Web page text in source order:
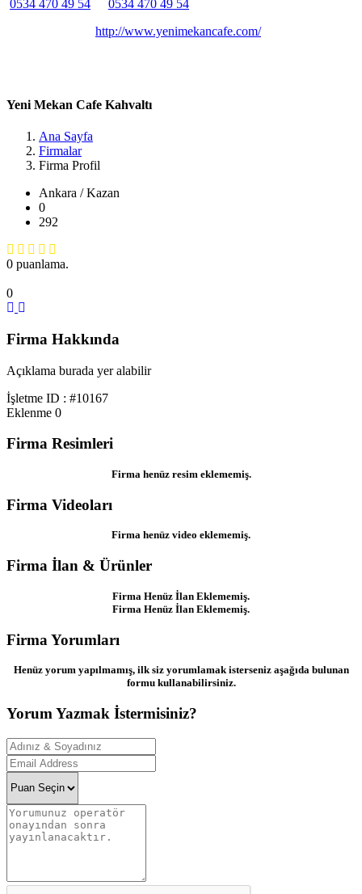
0534 470 49 54 0534 470 49 54
http://www.yenimekancafe.com/
Yeni Mekan Cafe Kahvaltı
Ana Sayfa
Firmalar
Firma Profil
Ankara / Kazan
0
292
0 puanlama.
0
Firma Hakkında
Açıklama burada yer alabilir
İşletme ID : #10167
Eklenme 0
Firma Resimleri
Firma henüz resim eklememiş.
Firma Videoları
Firma henüz video eklememiş.
Firma İlan & Ürünler
Firma Henüz İlan Eklememiş.
Firma Henüz İlan Eklememiş.
Firma Yorumları
Henüz yorum yapılmamış, ilk siz yorumlamak isterseniz aşağıda bulunan
formu kullanabilirsiniz.
Yorum Yazmak İstermisiniz?